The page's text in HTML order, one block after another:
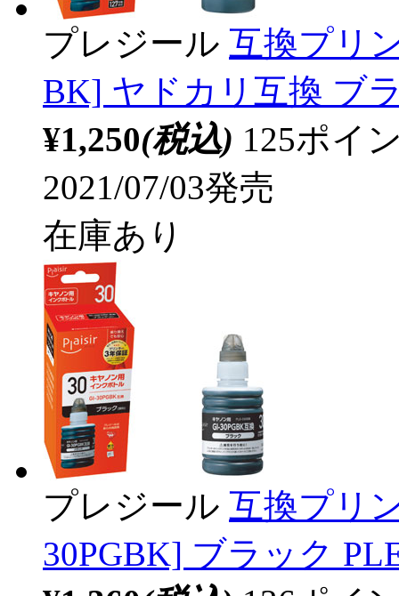
プレジール 互換プリ
BK] ヤドカリ互換 ブ
¥1,250(税込) 125ポイ
2021/07/03発売
在庫あり
プレジール 互換プリ
30PGBK] ブラック